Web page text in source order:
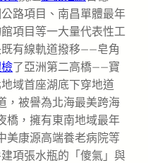
路項目、南昌單體最年
項目等一大量代表性工
有線軌道撥移——皂角
了亞洲第二高橋——寶
域首座湖底下穿地道
，被譽為北海最美跨海
橋，擁有東南地域最年
美康源高端養老病院等
項張水瓶的「傻氣」與